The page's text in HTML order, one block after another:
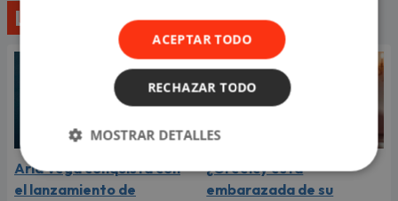
Lo último
Aria Vega conquista con
el lanzamiento de
¿Greeicy está
embarazada de su
ACEPTAR TODO
RECHAZAR TODO
MOSTRAR DETALLES